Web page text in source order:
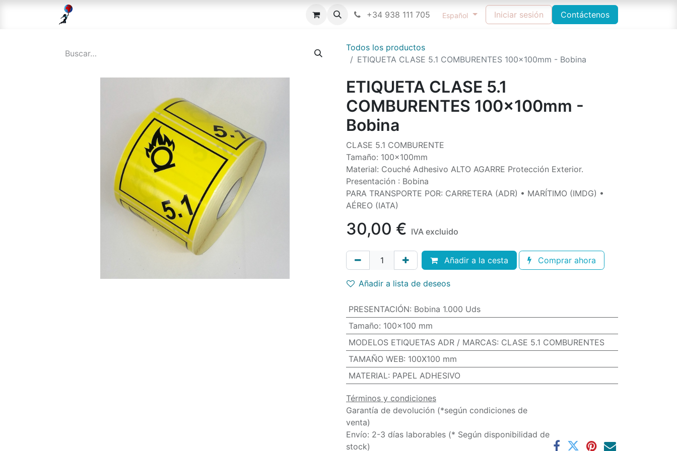
Solicitud de Información/ Consultoría Cursos Blog Cita Incidencias Pedidos / Entregas / Gestión de Calidad
+34 938 111 705 Español Iniciar sesión Contáctenos
Todos los productos
ETIQUETA CLASE 5.1 COMBURENTES 100x100mm - Bobina
ETIQUETA CLASE 5.1
COMBURENTES 100x100mm -
Bobina
CLASE 5.1 COMBURENTE
Tamaño: 100x100mm
Material: Couché Adhesivo ALTO AGARRE Protección Exterior.
Presentación : Bobina
PARA TRANSPORTE POR: CARRETERA (ADR) • MARÍTIMO (IMDG) •
AÉREO (IATA)
30,00 € IVA excluido
Añadir a la cesta Comprar ahora
Añadir a lista de deseos
PRESENTACIÓN: Bobina 1.000 Uds
Tamaño: 100x100 mm
MODELOS ETIQUETAS ADR / MARCAS: CLASE 5.1 COMBURENTES
TAMAÑO WEB: 100X100 mm
MATERIAL: PAPEL ADHESIVO
Términos y condiciones
Garantía de devolución (*según condiciones de
venta)
Envío: 2-3 días laborables (* Según disponibilidad de
stock)